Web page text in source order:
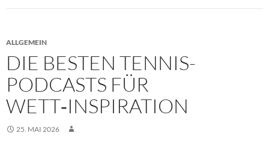
ALLGEMEIN
DIE BESTEN TENNIS-
PODCASTS FÜR
WETT‑INSPIRATION
25. MAI 2026